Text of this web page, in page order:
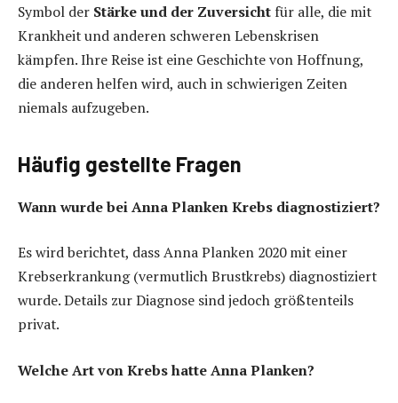
Symbol der Stärke und der Zuversicht für alle, die mit
Krankheit und anderen schweren Lebenskrisen
kämpfen. Ihre Reise ist eine Geschichte von Hoffnung,
die anderen helfen wird, auch in schwierigen Zeiten
niemals aufzugeben.
Häufig gestellte Fragen
Wann wurde bei Anna Planken Krebs diagnostiziert?
Es wird berichtet, dass Anna Planken 2020 mit einer
Krebserkrankung (vermutlich Brustkrebs) diagnostiziert
wurde. Details zur Diagnose sind jedoch größtenteils
privat.
Welche Art von Krebs hatte Anna Planken?